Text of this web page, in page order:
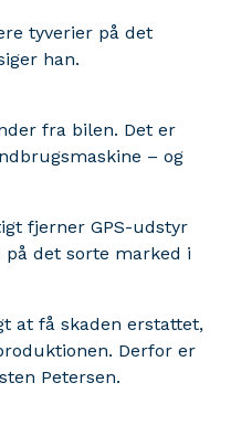
tyverier på det
han.
fra bilen. Det er
– og
fjerner GPS-udstyr
det sorte marked i
at få skaden erstattet,
Derfor er
Petersen.